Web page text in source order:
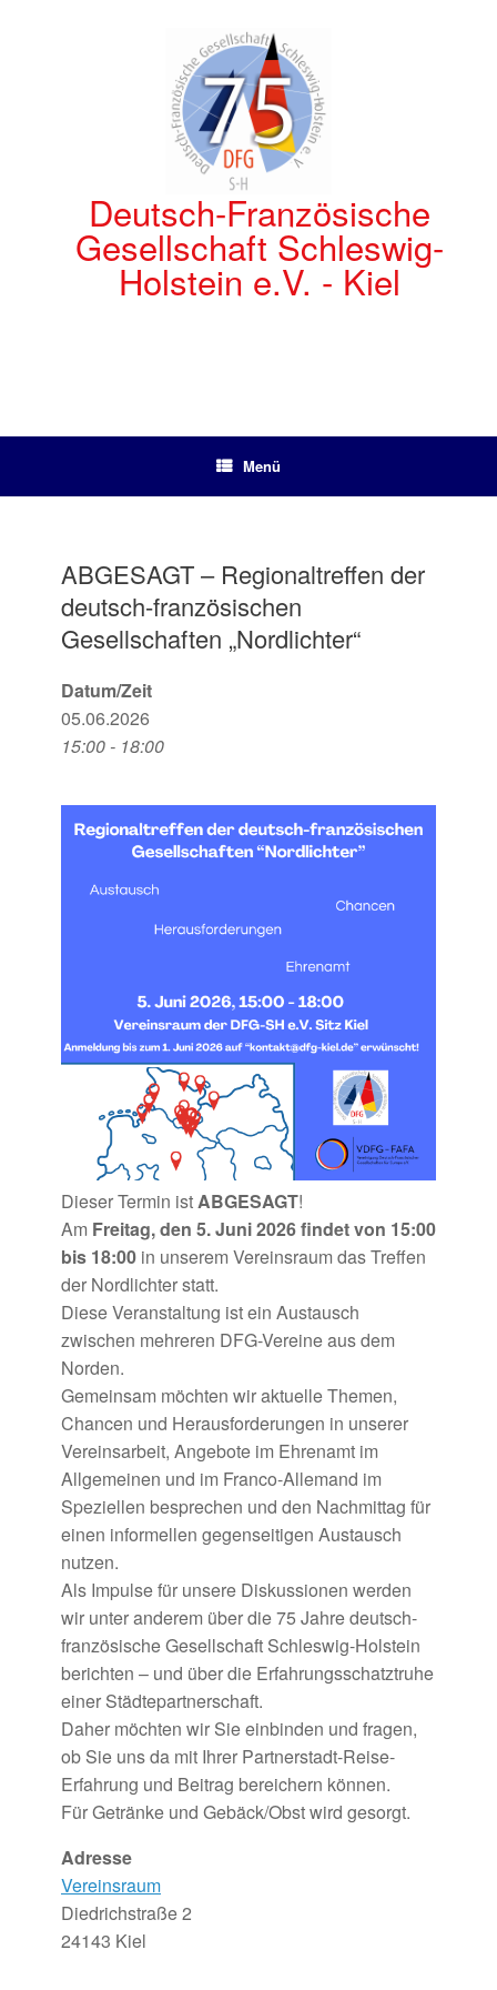
Deutsch-Französische
Gesellschaft Schleswig-
Holstein e.V. - Kiel
Menü
ABGESAGT – Regionaltreffen der
deutsch-französischen
Gesellschaften „Nordlichter“
Datum/Zeit
05.06.2026
15:00 - 18:00
Dieser Termin istABGESAGT!
Am Freitag, den 5. Juni 2026 findet von 15:00
bis 18:00 in unserem Vereinsraum das Treffen
der Nordlichter statt.
Diese Veranstaltung ist ein Austausch
zwischen mehreren DFG-Vereine aus dem
Norden.
Gemeinsam möchten wir aktuelle Themen,
Chancen und Herausforderungen in unserer
Vereinsarbeit, Angebote im Ehrenamt im
Allgemeinen und im Franco-Allemand im
Speziellen besprechen und den Nachmittag für
einen informellen gegenseitigen Austausch
nutzen.
Als Impulse für unsere Diskussionen werden
wir unter anderem über die 75 Jahre deutsch-
französische Gesellschaft Schleswig-Holstein
berichten – und über die Erfahrungsschatztruhe
einer Städtepartnerschaft.
Daher möchten wir Sie einbinden und fragen,
ob Sie uns da mit Ihrer Partnerstadt-Reise-
Erfahrung und Beitrag bereichern können.
Für Getränke und Gebäck/Obst wird gesorgt.
Adresse
Vereinsraum
Diedrichstraße 2
24143 Kiel